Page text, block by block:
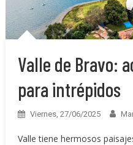
Valle de Bravo:
para intrépidos
Viernes, 27/06/2025
Valle tiene hermosos